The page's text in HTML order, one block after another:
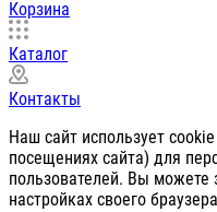
Корзина
Каталог
Контакты
Наш сайт использует
посещениях сайта) для
пользователей. Вы можете
настройках своего